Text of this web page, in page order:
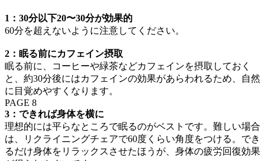
1：30分以下20〜30分が効果的
60分を超えないように注意してください。
2：眠る前にカフェイン摂取
眠る前に、コーヒーや緑茶などカフェインを摂取しておく
と、約30分後にはカフェインの効果があらわれるため、自然
に目覚めやすくなります。
PAGE 8
3：できれば身体を横に
理想的には平らなところで眠るのがベストです。難しい場合
は、リクライニングチェアで60度くらい角度をつける。でき
るだけ身体をリラックスさせたほうが、身体の疲労回復効果